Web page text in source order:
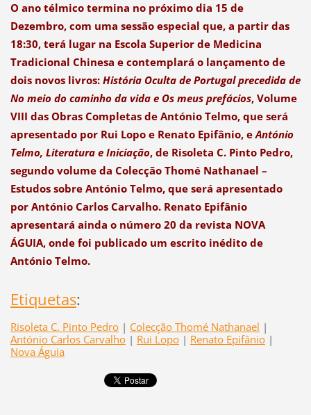
O ano télmico termina no próximo dia 15 de
Dezembro, com uma sessão especial que, a partir das
18:30, terá lugar na Escola Superior de Medicina
Tradicional Chinesa e contemplará o lançamento de
dois novos livros: História Oculta de Portugal precedida de
No meio do caminho da vida e Os meus prefácios, Volume
VIII das Obras Completas de António Telmo, que será
apresentado por Rui Lopo e Renato Epifânio, eAntónio
Telmo, Literatura e Iniciação, de Risoleta C. Pinto Pedro,
segundo volume da Colecção Thomé Nathanael –
Estudos sobre António Telmo, que será apresentado
por António Carlos Carvalho. Renato Epifânio
apresentará ainda o número 20 da revista NOVA
ÁGUIA, onde foi publicado um escrito inédito de
António Telmo.
Etiquetas:
Risoleta C. Pinto Pedro | Colecção Thomé Nathanael |
António Carlos Carvalho | Rui Lopo | Renato Epifânio |
Nova Águia